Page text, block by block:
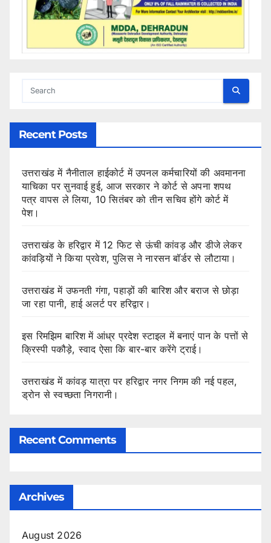
Recent Posts
उत्तराखंड में नैनीताल हाईकोर्ट में उपनल कर्मचारियों की अवमानना
याचिका पर सुनवाई हुई, आज सरकार ने कोर्ट से अपना शपथ
पत्र वापस ले लिया, 10 सितंबर को तीन सचिव होंगे कोर्ट में
पेश।
उत्तराखंड के हरिद्वार में 12 फिट से ऊंची कांवड़ और डीजे लेकर
कांवड़ियों ने किया प्रवेश, पुलिस ने नारसन बॉर्डर से लौटाया।
उत्तराखंड में उफनती गंगा, पहाड़ों की बारिश और बराज से छोड़ा
जा रहा पानी, हाई अलर्ट पर हरिद्वार।
इस रिमझिम बारिश में आंध्र प्रदेश स्टाइल में बनाएं पान के पत्तों से
क्रिस्पी पकौड़े, स्वाद ऐसा कि बार-बार करेंगे ट्राई।
उत्तराखंड में कांवड़ यात्रा पर हरिद्वार नगर निगम की नई पहल,
ड्रोन से स्वच्छता निगरानी।
Recent Comments
Archives
August 2026